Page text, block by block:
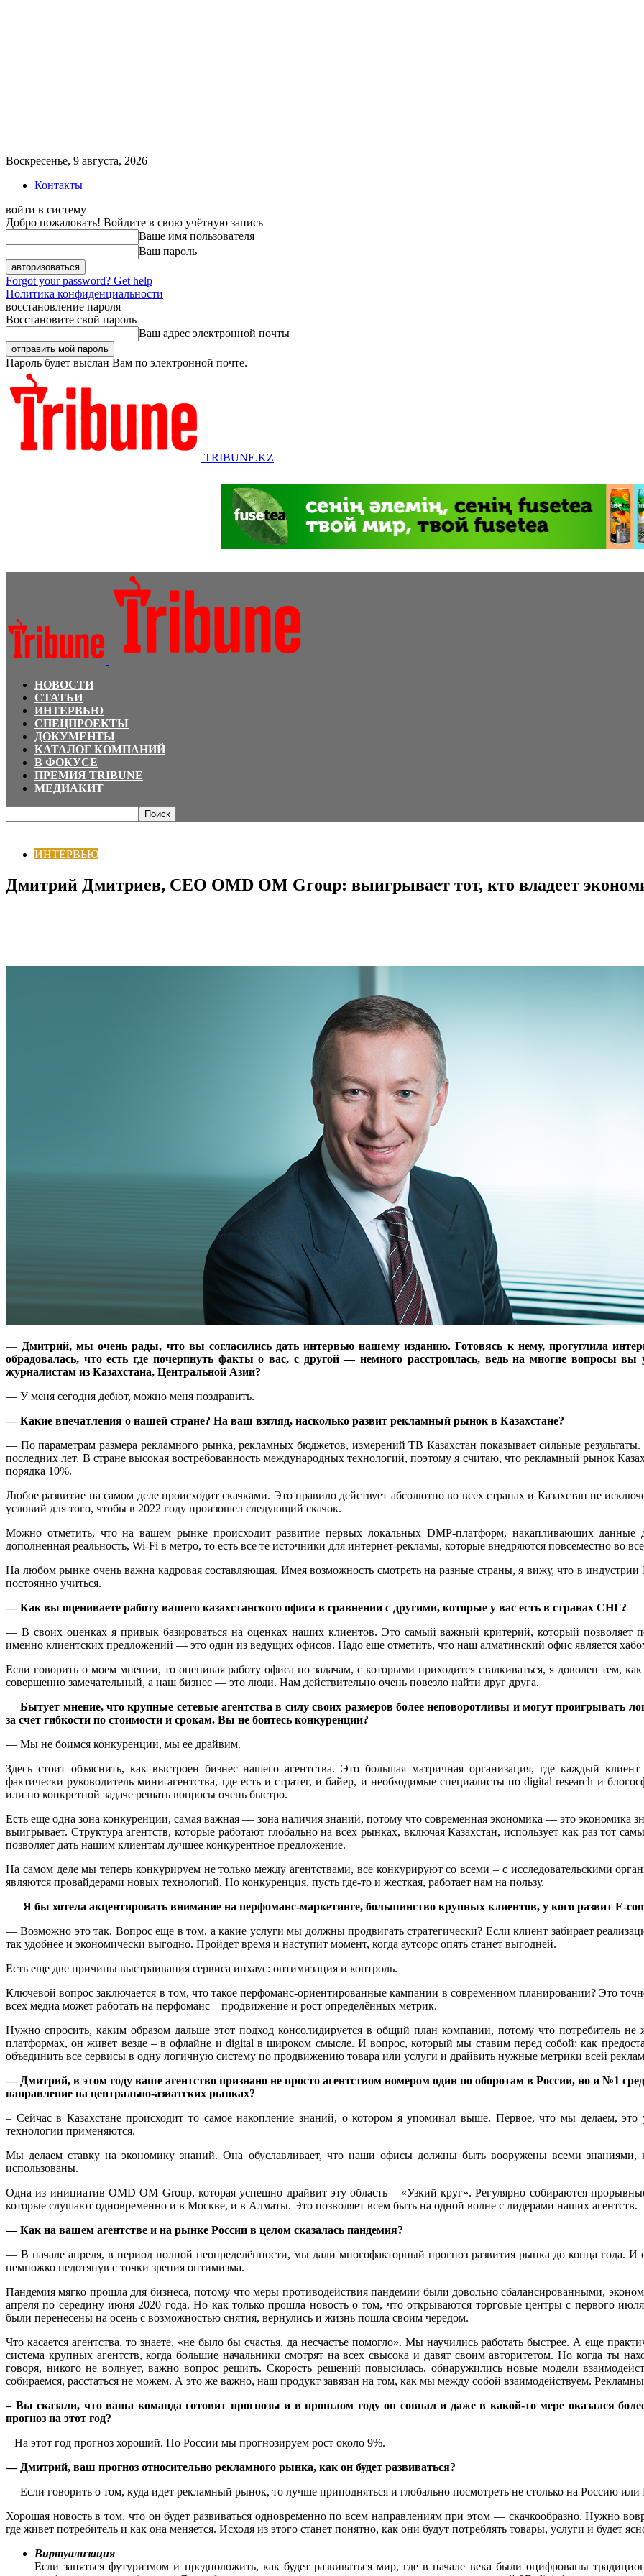
Воскресенье, 9 августа, 2026
Контакты
войти в систему
Добро пожаловать! Войдите в свою учётную запись
Ваше имя пользователя
Ваш пароль
Forgot your password? Get help
Политика конфиденциальности
восстановление пароля
Восстановите свой пароль
Ваш адрес электронной почты
Пароль будет выслан Вам по электронной почте.
TRIBUNE.KZ
НОВОСТИ
СТАТЬИ
ИНТЕРВЬЮ
СПЕЦПРОЕКТЫ
ДОКУМЕНТЫ
КАТАЛОГ КОМПАНИЙ
В ФОКУСЕ
ПРЕМИЯ TRIBUNE
МЕДИАКИТ
ИНТЕРВЬЮ
Дмитрий Дмитриев, CEO OMD OM Group: выигрывает тот, кто владеет
— Дмитрий, мы очень рады, что вы согласились дать интервью нашему изданию. Готовясь к нему, прогуглила
обрадовалась, что есть где почерпнуть факты о вас, с другой — немного расстроилась, ведь на многие вопросы
журналистам из Казахстана, Центральной Азии?
— У меня сегодня дебют, можно меня поздравить.
— Какие впечатления о нашей стране? На ваш взгляд, насколько развит рекламный рынок в Казахстане?
— По параметрам размера рекламного рынка, рекламных бюджетов, измерений ТВ Казахстан показывает сильные
последних лет. В стране высокая востребованность международных технологий, поэтому я считаю, что рекламный рынок
порядка 10%.
Любое развитие на самом деле происходит скачками. Это правило действует абсолютно во всех странах и Казахстан не
условий для того, чтобы в 2022 году произошел следующий скачок.
Можно отметить, что на вашем рынке происходит развитие первых локальных DMP-платформ, накапливающих данные
дополненная реальность, Wi-Fi в метро, то есть все те источники для интернет-рекламы, которые внедряются повсеместно во
На любом рынке очень важна кадровая составляющая. Имея возможность смотреть на разные страны, я вижу, что в
постоянно учиться.
— Как вы оцениваете работу вашего казахстанского офиса в сравнении с другими, которые у вас есть в странах СНГ?
— В своих оценках я привык базироваться на оценках наших клиентов. Это самый важный критерий, который позволяет
именно клиентских предложений — это один из ведущих офисов. Надо еще отметить, что наш алматинский офис является
Если говорить о моем мнении, то оценивая работу офиса по задачам, с которыми приходится сталкиваться, я доволен тем,
совершенно замечательный, а наш бизнес — это люди. Нам действительно очень повезло найти друг друга.
—Бытует мнение, что крупные сетевые агентства в силу своих размеров более неповоротливы и могут проигрывать
за счет гибкости по стоимости и срокам. Вы не боитесь конкуренции?
— Мы не боимся конкуренции, мы ее драйвим.
Здесь стоит объяснить, как выстроен бизнес нашего агентства. Это большая матричная организация, где каждый
фактически руководитель мини-агентства, где есть и стратег, и байер, и необходимые специалисты по digital research и
или по конкретной задаче решать вопросы очень быстро.
Есть еще одна зона конкуренции, самая важная — зона наличия знаний, потому что современная экономика — это экономика
выигрывает. Структура агентств, которые работают глобально на всех рынках, включая Казахстан, использует как раз тот
позволяет дать нашим клиентам лучшее конкурентное предложение.
На самом деле мы теперь конкурируем не только между агентствами, все конкурируют со всеми – с исследовательскими
являются провайдерами новых технологий. Но конкуренция, пусть где-то и жесткая, работает нам на пользу.
— Я бы хотела акцентировать внимание на перфоманс-маркетинге, большинство крупных клиентов, у кого развит Е-
— Возможно это так. Вопрос еще в том, а какие услуги мы должны продвигать стратегически? Если клиент забирает
так удобнее и экономически выгодно. Пройдет время и наступит момент, когда аутсорс опять станет выгодней.
Есть еще две причины выстраивания сервиса инхаус: оптимизация и контроль.
Ключевой вопрос заключается в том, что такое перфоманс-ориентированные кампании в современном планировании? Это
всех медиа может работать на перфоманс – продвижение и рост определённых метрик.
Нужно спросить, каким образом дальше этот подход консолидируется в общий план компании, потому что потребитель
платформах, он живет везде – в офлайне и digital в широком смысле. И вопрос, который мы ставим перед собой: как
объединить все сервисы в одну логичную систему по продвижению товара или услуги и драйвить нужные метрики всей
— Дмитрий, в этом году ваше агентство признано не просто агентством номером один по оборотам в России, но и №1
направление на центрально-азиатских рынках?
– Сейчас в Казахстане происходит то самое накопление знаний, о котором я упоминал выше. Первое, что мы делаем,
технологии применяются.
Мы делаем ставку на экономику знаний. Она обуславливает, что наши офисы должны быть вооружены всеми знаниями,
использованы.
Одна из инициатив OMD OM Group, которая успешно драйвит эту область – «Узкий круг». Регулярно собираются
которые слушают одновременно и в Москве, и в Алматы. Это позволяет всем быть на одной волне с лидерами наших агентств.
— Как на вашем агентстве и на рынке России в целом сказалась пандемия?
— В начале апреля, в период полной неопределённости, мы дали многофакторный прогноз развития рынка до конца года. И
немножко недотянув с точки зрения оптимизма.
Пандемия мягко прошла для бизнеса, потому что меры противодействия пандемии были довольно сбалансированными,
апреля по середину июня 2020 года. Но как только прошла новость о том, что открываются торговые центры с первого
были перенесены на осень с возможностью снятия, вернулись и жизнь пошла своим чередом.
Что касается агентства, то знаете, «не было бы счастья, да несчастье помогло». Мы научились работать быстрее. А еще
система крупных агентств, когда большие начальники смотрят на всех свысока и давят своим авторитетом. Но когда ты
говоря, никого не волнует, важно вопрос решить. Скорость решений повысилась, обнаружились новые модели
собираемся, расстаться не можем. А это же важно, наш продукт завязан на том, как мы между собой взаимодействуем.
– Вы сказали, что ваша команда готовит прогнозы и в прошлом году он совпал и даже в какой-то мере оказался
прогноз на этот год?
– На этот год прогноз хороший. По России мы прогнозируем рост около 9%.
— Дмитрий, ваш прогноз относительно рекламного рынка, как он будет развиваться?
— Если говорить о том, куда идет рекламный рынок, то лучше приподняться и глобально посмотреть не столько на Россию
Хорошая новость в том, что он будет развиваться одновременно по всем направлениям при этом — скачкообразно. Нужно
где живет потребитель и как она меняется. Исходя из этого станет понятно, как они будут потреблять товары, услуги и будет
Виртуализация
Если заняться футуризмом и предположить, как будет развиваться мир, где в начале века были оцифрованы